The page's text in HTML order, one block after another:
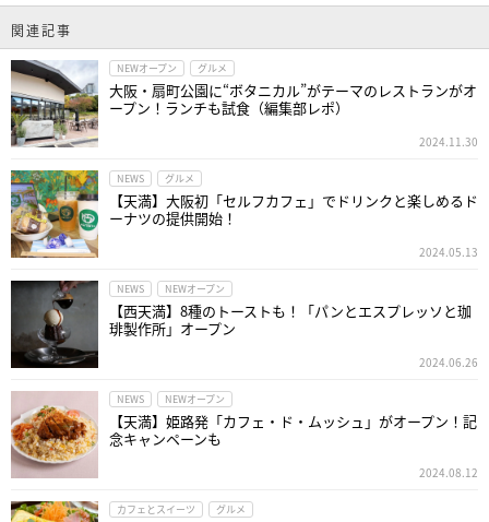
関連記事
NEWオープン グルメ
大阪・扇町公園に“ボタニカル”がテーマのレストランがオ
ープン！ランチも試食（編集部レポ）
2024.11.30
NEWS グルメ
【天満】大阪初「セルフカフェ」でドリンクと楽しめるド
ーナツの提供開始！
2024.05.13
NEWS NEWオープン
【西天満】8種のトーストも！「パンとエスプレッソと珈
琲製作所」オープン
2024.06.26
NEWS NEWオープン
【天満】姫路発「カフェ・ド・ムッシュ」がオープン！記
念キャンペーンも
2024.08.12
カフェとスイーツ グルメ